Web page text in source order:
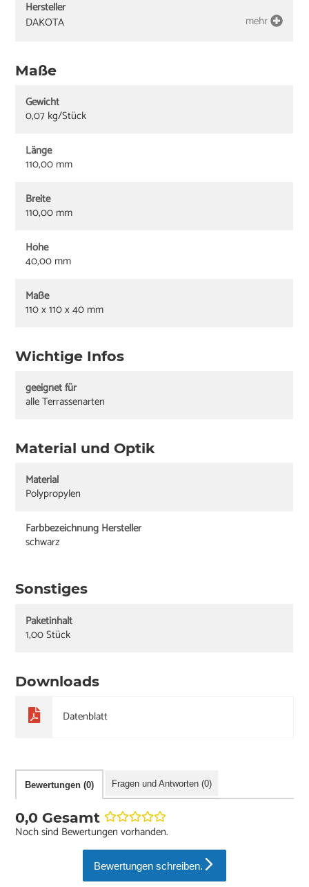
Hersteller
DAKOTA
mehr
Maße
Gewicht
0,07 kg/Stück
Länge
110,00 mm
Breite
110,00 mm
Höhe
40,00 mm
Maße
110 x 110 x 40 mm
Wichtige Infos
geeignet für
alle Terrassenarten
Material und Optik
Material
Polypropylen
Farbbezeichnung Hersteller
schwarz
Sonstiges
Paketinhalt
1,00 Stück
Downloads
Datenblatt
Bewertungen (0) Fragen und Antworten (0)
0,0 Gesamt
Noch sind Bewertungen vorhanden.
Bewertungen schreiben.